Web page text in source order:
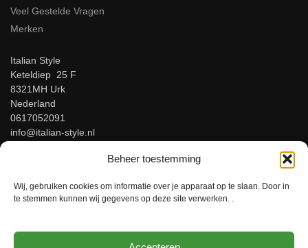
Beheer toestemming
Wij, gebruiken cookies om informatie over je apparaat op te slaan. Door in
te stemmen kunnen wij gegevens op deze site verwerken. .
Veel Gestelde Vragen
Merken
Italian Style
Keteldiep 25 F
8321MH Urk
Nederland
0617052091
info@italian-style.nl
BTW: NL866816483B01
Beoordeel ons op Google!